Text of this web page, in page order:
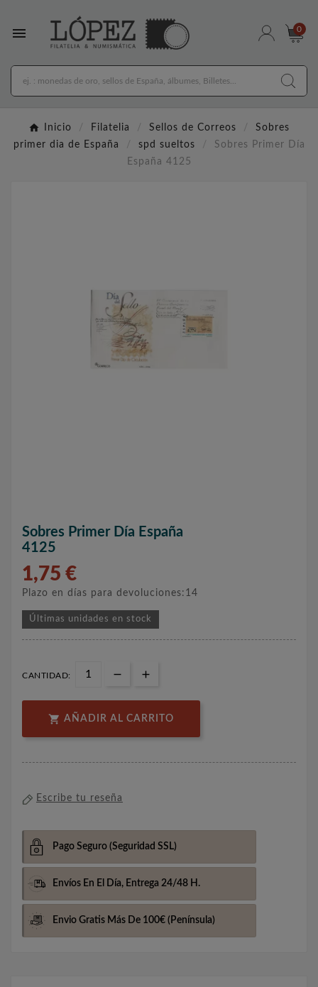
 0
Inicio Filatelia Sellos de Correos
Sobres
primer dia de España
spd sueltos
Sobres Primer Día
España 4125
Sobres Primer Día España
4125
1,75 €
Plazo en días para devoluciones:14
Últimas unidades en stock
CANTIDAD:
 AÑADIR AL CARRITO
Escribe tu reseña
Pago Seguro (Seguridad SSL)
Envíos En El Día, Entrega 24/48 H.
Envio Gratis Más De 100€ (Península)